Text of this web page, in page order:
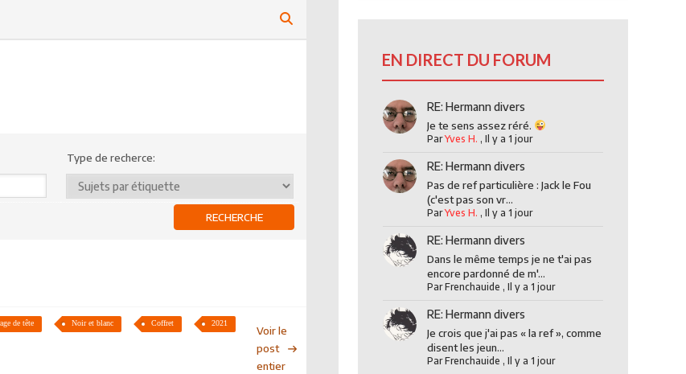
Type de recherce:
de tête Noir et blanc Coffret 2021
Voir le
post
entier
EN DIRECT DU FORUM
RE: Hermann divers
Je te sens assez réré.
ParYves H. , Il y a 1 jour
RE: Hermann divers
Pas de ref particulière : Jack le Fou
(c'est pas son vr...
ParYves H. , Il y a 1 jour
RE: Hermann divers
Dans le même temps je ne t'ai pas
encore pardonné de m'...
ParFrenchauide , Il y a 1 jour
RE: Hermann divers
Je crois que j'ai pas « la ref », comme
disent les jeun...
ParFrenchauide , Il y a 1 jour